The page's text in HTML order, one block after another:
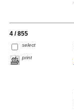
4 / 855
select
print